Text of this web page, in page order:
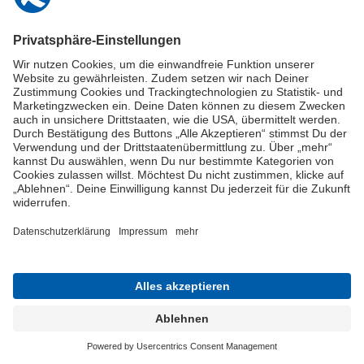
Online-Schuldnerberatung
Stellen Sie hier Ihre Fragen und erhalten Sie kostenlos und umgehend
Informationen von unseren Schuldnerberater:innen.
Beratungshotline: 0800 / 5035851
Spendenkonto
Jetzt die Stiftung Deutschland im Plus fördern!